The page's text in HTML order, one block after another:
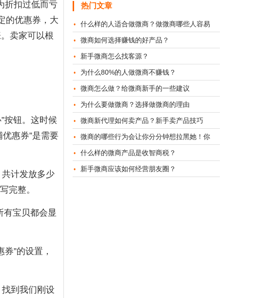
折扣过低而亏
的优惠券，大
卖家可以根
按钮。这时候
优惠券”是需要
计发放多少
完整。
有宝贝都会显
”的设置，
到我们刚设
热门文章
什么样的人适合做微商？做微商哪些人容易
微商如何选择赚钱的好产品？
新手微商怎么找客源？
为什么80%的人做微商不赚钱？
微商怎么做？给微商新手的一些建议
为什么要做微商？选择做微商的理由
微商新代理如何卖产品？新手卖产品技巧
微商的哪些行为会让你分分钟想拉黑她！你
什么样的微商产品是收智商税？
新手微商应该如何经营朋友圈？